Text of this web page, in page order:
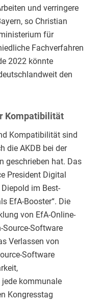
und verringere
so Christian
für
Fachverfahren
2022 könnte
den
Kompatibilität
Kompatibilität sind
die AKDB bei der
geschrieben hat. Das
President Digital
im Best-
EfA-Booster“. Die
von EfA-Online-
Source-Software
Verlassen von
Software
kommunale
Kongresstag